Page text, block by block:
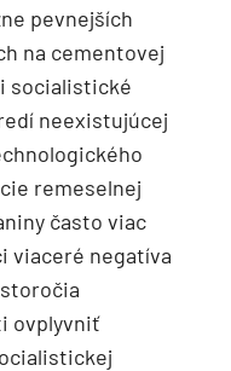
pevnejších
na cementovej
socialistické
neexistujúcej
remeselnej
často viac
viaceré negatíva
ovplyvniť